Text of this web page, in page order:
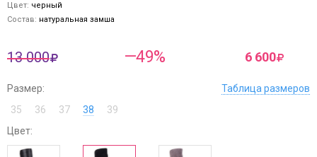
Цвет: черный
Состав: натуральная замша
13 000 —49% 6 600
Размер:
Таблица размеров
35
36 37 38
39
Цвет: